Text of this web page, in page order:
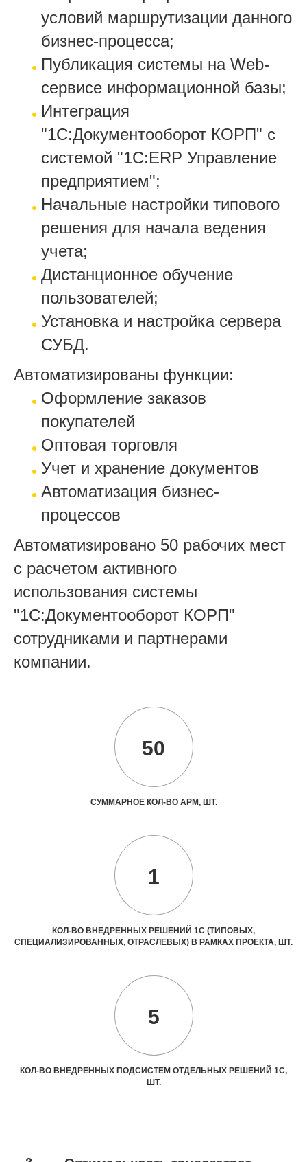
условий маршрутизации данного
бизнес-процесса;
Публикация системы на Web-
сервисе информационной базы;
Интеграция
"1С:Документооборот КОРП" с
системой "1С:ERP Управление
предприятием";
Начальные настройки типового
решения для начала ведения
учета;
Дистанционное обучение
пользователей;
Установка и настройка сервера
СУБД.
Автоматизированы функции:
Оформление заказов
покупателей
Оптовая торговля
Учет и хранение документов
Автоматизация бизнес-
процессов
Автоматизировано 50 рабочих мест
с расчетом активного
использования системы
"1С:Документооборот КОРП"
сотрудниками и партнерами
компании.
50
СУММАРНОЕ КОЛ-ВО АРМ, ШТ.
1
КОЛ-ВО ВНЕДРЕННЫХ РЕШЕНИЙ 1С (ТИПОВЫХ,
СПЕЦИАЛИЗИРОВАННЫХ, ОТРАСЛЕВЫХ) В РАМКАХ ПРОЕКТА, ШТ.
5
КОЛ-ВО ВНЕДРЕННЫХ ПОДСИСТЕМ ОТДЕЛЬНЫХ РЕШЕНИЙ 1С,
ШТ.